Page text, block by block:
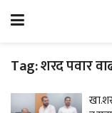
Tag:शरद पवार